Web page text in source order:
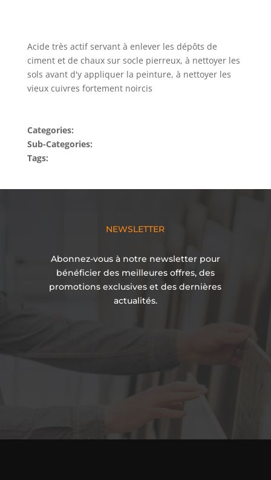
Acide très actif servant à enlever les dépôts de
ciment et de chaux sur socle pierreux, à nettoyer les
sols avant d'y appliquer la peinture, à nettoyer les
vieux cuivres fortement noircis
Categories:
Sub-Categories:
Tags:
NEWSLETTER
Abonnez-vous à notre newsletter pour
bénéficier des meilleures offres, des
promotions exclusives et des dernières
actualités.